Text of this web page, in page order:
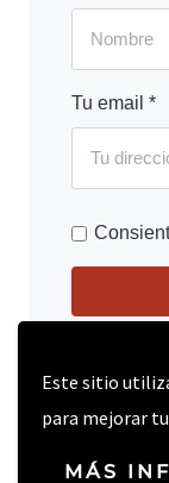
Este sitio
para mejorar
MÁS
Tu email *